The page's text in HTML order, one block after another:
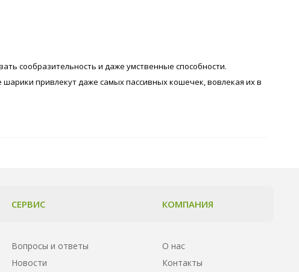
сообразительность и даже умственные способности.
привлекут даже самых пассивных кошечек, вовлекая их в
СЕРВИС
Вопросы и ответы
Новости
КОМПАНИЯ
О нас
Контакты